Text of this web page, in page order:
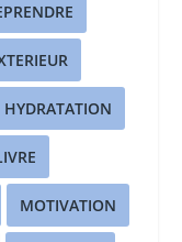
HYDRATATION
MOTIVATION